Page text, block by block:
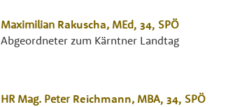
Maximilian Rakuscha, MEd, 34, SPÖ
Abgeordneter zum Kärntner Landtag
HR Mag. Peter Reichmann, MBA, 34, SPÖ